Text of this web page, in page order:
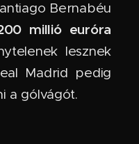
Bernabéu
millió euróra
lesznek
Madrid pedig
a gólvágót.